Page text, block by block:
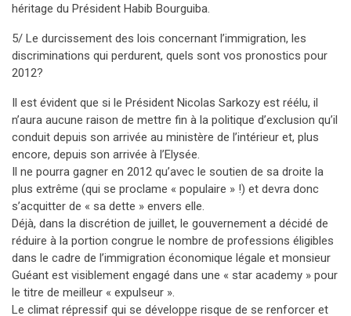
héritage du Président Habib Bourguiba.
5/ Le durcissement des lois concernant l’immigration, les
discriminations qui perdurent, quels sont vos pronostics pour
2012?
Il est évident que si le Président Nicolas Sarkozy est réélu, il
n’aura aucune raison de mettre fin à la politique d’exclusion qu’il
conduit depuis son arrivée au ministère de l’intérieur et, plus
encore, depuis son arrivée à l’Elysée.
Il ne pourra gagner en 2012 qu’avec le soutien de sa droite la
plus extrême (qui se proclame « populaire » !) et devra donc
s’acquitter de « sa dette » envers elle.
Déjà, dans la discrétion de juillet, le gouvernement a décidé de
réduire à la portion congrue le nombre de professions éligibles
dans le cadre de l’immigration économique légale et monsieur
Guéant est visiblement engagé dans une « star academy » pour
le titre de meilleur « expulseur ».
Le climat répressif qui se développe risque de se renforcer et